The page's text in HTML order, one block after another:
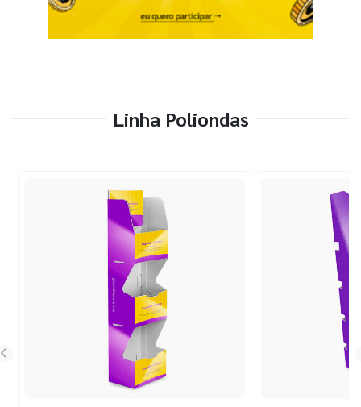
Linha Poliondas